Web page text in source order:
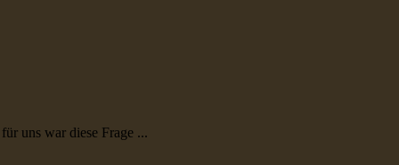
uns war diese Frage ...